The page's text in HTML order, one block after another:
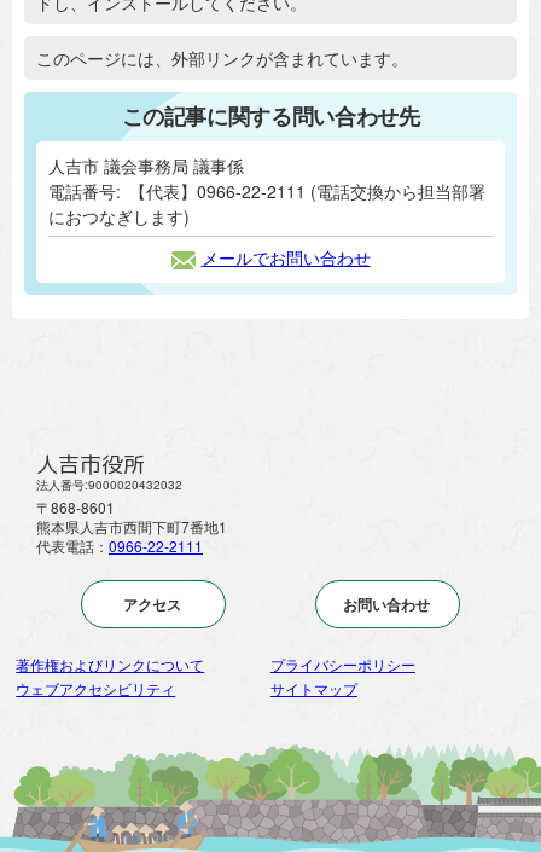
追加情報：外部リンク
このページには、外部リンクが含まれています。
この記事に関する問い合わせ先
人吉市 議会事務局 議事係
電話番号:
【代表】0966-22-2111 (電話交換から担当部署
におつなぎします)
メールでお問い合わせ
人吉市役所
法人番号:9000020432032
〒868-8601
熊本県人吉市西間下町7番地1
代表電話： 0966-22-2111
アクセス お問い合わせ
著作権およびリンクについて
プライバシーポリシー
ウェブアクセシビリティ
サイトマップ